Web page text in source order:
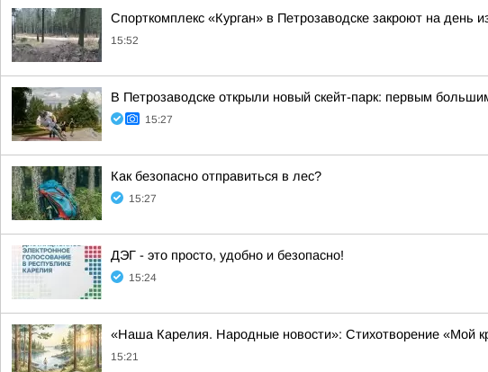
Спорткомплекс «Курган» в Петрозаводске закроют на день
15:52
В Петрозаводске открыли новый скейт-парк: первым
15:27
Как безопасно отправиться в лес?
15:27
ДЭГ - это просто, удобно и безопасно!
15:24
«Наша Карелия. Народные новости»: Стихотворение «Мой
15:21